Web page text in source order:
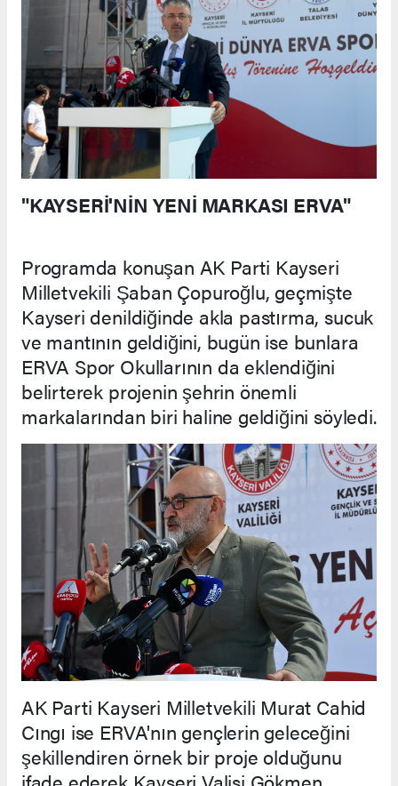
"KAYSERİ'NİN YENİ MARKASI ERVA"
Programda konuşan AK Parti Kayseri
Milletvekili Şaban Çopuroğlu, geçmişte
Kayseri denildiğinde akla pastırma, sucuk
ve mantının geldiğini, bugün ise bunlara
ERVA Spor Okullarının da eklendiğini
belirterek projenin şehrin önemli
markalarından biri haline geldiğini söyledi.
AK Parti Kayseri Milletvekili Murat Cahid
Cıngı ise ERVA'nın gençlerin geleceğini
şekillendiren örnek bir proje olduğunu